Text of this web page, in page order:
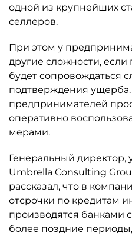
одной из крупнейших
селлеров.
При этом у
другие сложности,
будет сопровождаться
подтверждения ущерба.
предпринимателей
оперативно
мерами.
Генеральный
Umbrella Consulting
рассказал, что в
отсрочки по кредитам
производятся банками
более поздние